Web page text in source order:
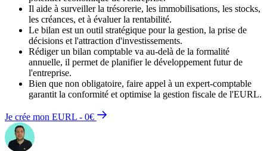
Il aide à surveiller la trésorerie, les immobilisations, les stocks,
les créances, et à évaluer la rentabilité.
Le bilan est un outil stratégique pour la gestion, la prise de
décisions et l'attraction d'investissements.
Rédiger un bilan comptable va au-delà de la formalité
annuelle, il permet de planifier le développement futur de
l'entreprise.
Bien que non obligatoire, faire appel à un expert-comptable
garantit la conformité et optimise la gestion fiscale de l'EURL.
Je crée mon EURL - 0€